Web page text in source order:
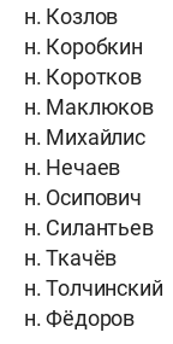
н. Козлов
н. Коробкин
н. Коротков
н. Маклюков
н. Михайлис
н. Нечаев
н. Осипович
н. Силантьев
н. Ткачёв
н. Толчинский
н. Фёдоров